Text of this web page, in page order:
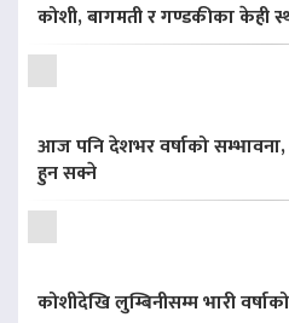
कोशी, बागमती र गण्डकीका केही
आज पनि देशभर वर्षाको सम्भावना,
हुन सक्ने
कोशीदेखि लुम्बिनीसम्म भारी